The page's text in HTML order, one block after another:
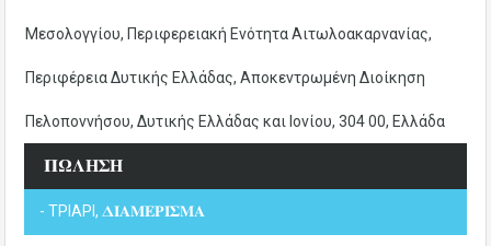
Μεσολογγίου, Περιφερειακή Ενότητα Αιτωλοακαρνανίας,
Περιφέρεια Δυτικής Ελλάδας, Αποκεντρωμένη Διοίκηση
Πελοποννήσου, Δυτικής Ελλάδας και Ιονίου, 304 00, Ελλάδα
𝚷𝛀𝚲𝚮𝚺𝚮
- ΤΡΙΑΡΙ, 𝚫𝚰𝚨𝚳𝚬𝚸𝚰𝚺𝚳𝚨